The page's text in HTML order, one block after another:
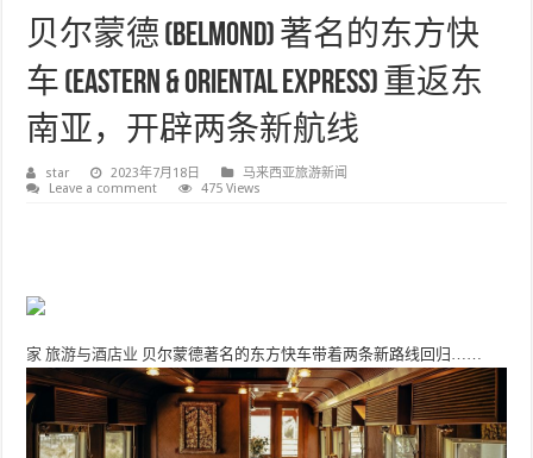
贝尔蒙德 (Belmond) 著名的东方快
车 (Eastern & Oriental Express) 重返东
南亚，开辟两条新航线
star 2023年7月18日
马来西亚旅游新闻
Leave a comment
475 Views
家 旅游与酒店业 贝尔蒙德著名的东方快车带着两条新路线回归……